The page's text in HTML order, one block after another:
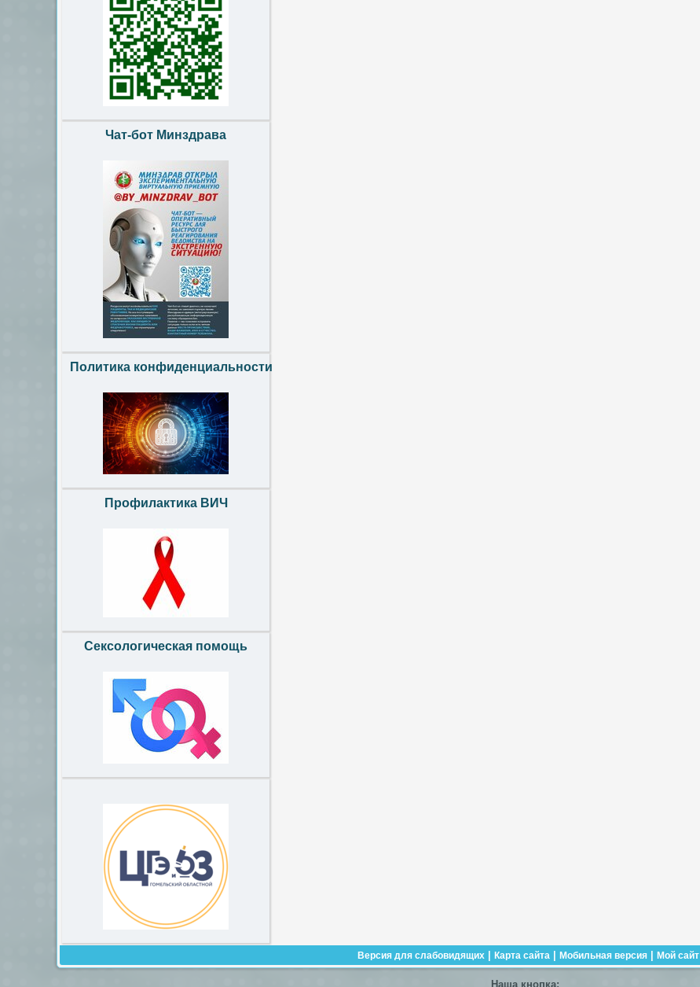
Чат-бот Минздрава
Политика конфиденциальности
Профилактика ВИЧ
Сексологическая помощь
Версия для слабовидящих Карта сайта Мобильная версия Мой сайт
Наша кнопка: